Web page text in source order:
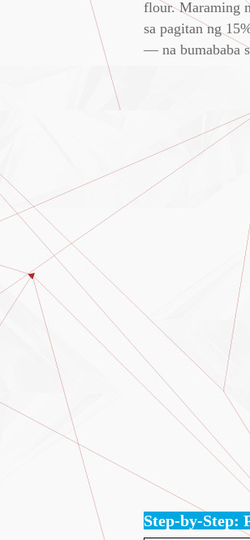
flour. Maraming
sa pagitan ng
— na bumababa
Step-by-Step: